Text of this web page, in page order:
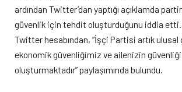
ardından Twitter’dan yaptığı açıklamda
güvenlik için tehdit oluşturduğunu iddia
Twitter hesabından, “İşçi Partisi artık
ekonomik güvenliğimiz ve ailenizin
oluşturmaktadır” paylaşımında bulundu.